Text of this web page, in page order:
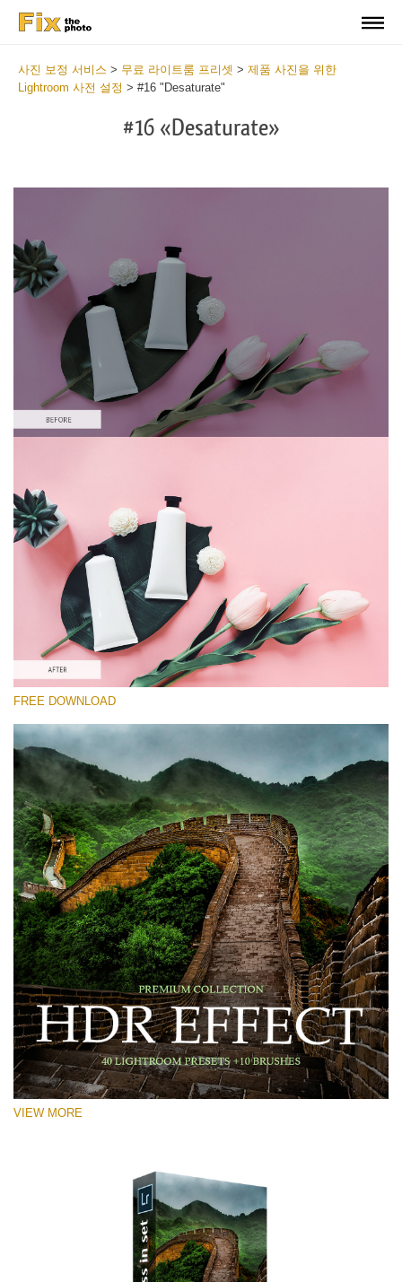
사진 보정 서비스 > 무료 라이트룸 프리셋 > 제품 사진을 위한
Lightroom 사전 설정 > #16 "Desaturate"
#16 «Desaturate»
선택 해주세요
HDR Effect
(40 Lr Presets)
Must-Have Collection
(1432 Lr Presets)
Entire Collection
(2067 Lr Presets)
무료 다운로드
FREE DOWNLOAD
VIEW MORE